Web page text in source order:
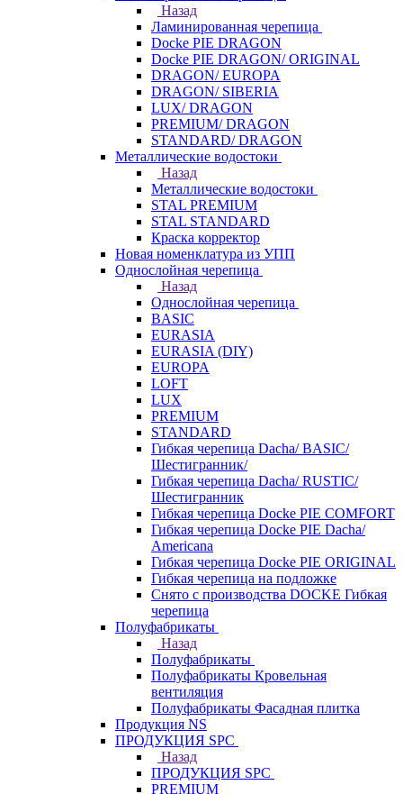
Назад
Ламинированная черепица
Docke PIE DRAGON
Docke PIE DRAGON/ ORIGINAL
DRAGON/ EUROPA
DRAGON/ SIBERIA
LUX/ DRAGON
PREMIUM/ DRAGON
STANDARD/ DRAGON
Металлические водостоки
Назад
Металлические водостоки
STAL PREMIUM
STAL STANDARD
Краска корректор
Новая номенклатура из УПП
Однослойная черепица
Назад
Однослойная черепица
BASIC
EURASIA
EURASIA (DIY)
EUROPA
LOFT
LUX
PREMIUM
STANDARD
Гибкая черепица Dacha/ BASIC/
Шестигранник/
Гибкая черепица Dacha/ RUSTIC/
Шестигранник
Гибкая черепица Docke PIE COMFORT
Гибкая черепица Docke PIE Dacha/
Americana
Гибкая черепица Docke PIE ОRIGINАL
Гибкая черепица на подложке
Снято с производства DOCKE Гибкая
черепица
Полуфабрикаты
Назад
Полуфабрикаты
Полуфабрикаты Кровельная
вентиляция
Полуфабрикаты Фасадная плитка
Продукция NS
ПРОДУКЦИЯ SPC
Назад
ПРОДУКЦИЯ SPC
PREMIUM